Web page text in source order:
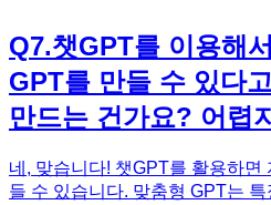
Q7.챗GPT를 이용해
GPT를 만들 수 있다
만드는 건가요? 어렵
네, 맞습니다! 챗GPT를 활용하면
들 수 있습니다. 맞춤형 GPT는